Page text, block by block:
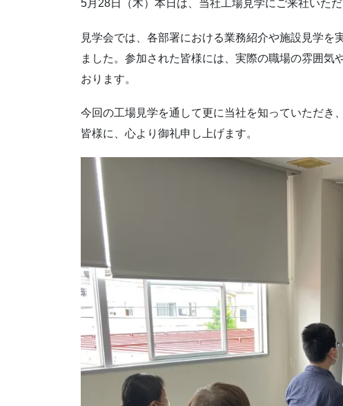
5月28日（木）本日は、当社工場見学にご来社いた
見学会では、各部署における業務紹介や施設見学
ました。参加された皆様には、実際の職場の雰囲気
おります。
今回の工場見学を通して更に当社を知っていただき
皆様に、心より御礼申し上げます。